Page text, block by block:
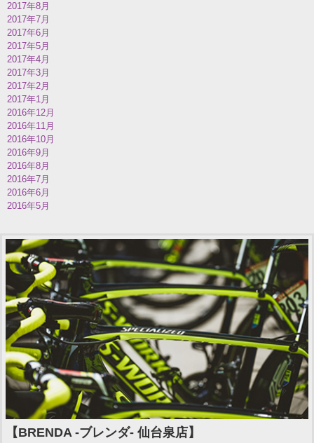
2017年8月
2017年7月
2017年6月
2017年5月
2017年4月
2017年3月
2017年2月
2017年1月
2016年12月
2016年11月
2016年10月
2016年9月
2016年8月
2016年7月
2016年6月
2016年5月
【BRENDA -ブレンダ- 仙台泉店】